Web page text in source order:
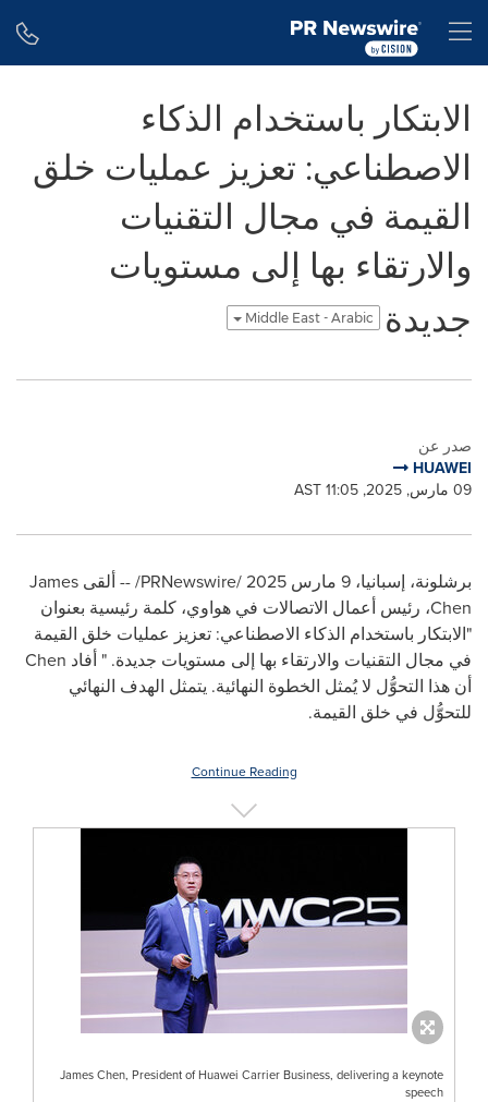
الابتكار باستخدام الذكاء
الاصطناعي: تعزيز عمليات خلق
القيمة في مجال التقنيات
والارتقاء بها إلى مستويات
جديدة
Middle East - Arabic
صدر عن
HUAWEI
09 مارس, 2025, 11:05 AST
برشلونة، إسبانيا، 9 مارس 2025 /PRNewswire/ -- ألقى James
Chen، رئيس أعمال الاتصالات في هواوي، كلمة رئيسية بعنوان
"الابتكار باستخدام الذكاء الاصطناعي: تعزيز عمليات خلق القيمة
في مجال التقنيات والارتقاء بها إلى مستويات جديدة. " أفاد Chen
أن هذا التحوُّل لا يُمثل الخطوة النهائية. يتمثل الهدف النهائي
للتحوُّل في خلق القيمة.
Continue Reading
James Chen, President of Huawei Carrier Business, delivering a keynote
speech